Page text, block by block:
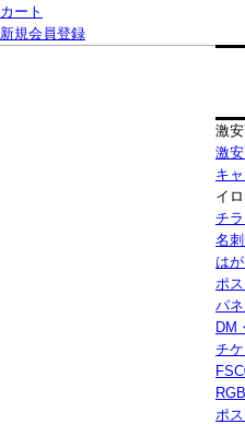
カート
新規会員登録
激
激
キ
イ
チ
名
は
ポ
パ
DM
チ
ポ